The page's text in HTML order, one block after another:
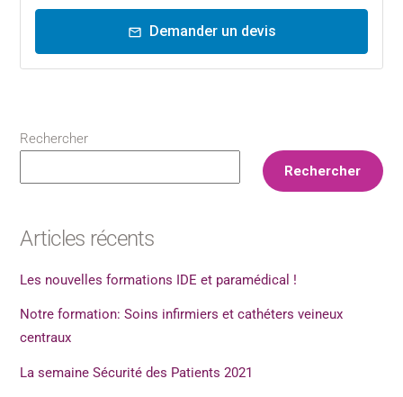
mail_outline Demander un devis
Rechercher
Rechercher
Articles récents
Les nouvelles formations IDE et paramédical !
Notre formation: Soins infirmiers et cathéters veineux
centraux
La semaine Sécurité des Patients 2021